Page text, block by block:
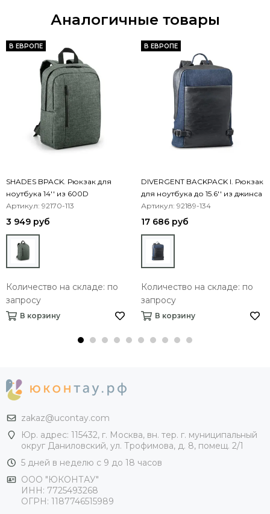
Аналогичные товары
В ЕВРОПЕ
SHADES BPACK. Рюкзак для
ноутбука 14'' из 600D
Артикул: 92170-113
3 949 руб
Количество на складе: по
запросу
В корзину
В ЕВРОПЕ
DIVERGENT BACKPACK I. Рюкзак
для ноутбука до 15.6'' из джинса
и PU
Артикул: 92189-134
17 686 руб
Количество на складе: по
запросу
В корзину
zakaz@ucontay.com
Юр. адрес: 115432, г. Москва, вн. тер. г. муниципальный
округ Даниловский, ул. Трофимова, д. 8, помещ. 2/1
5 дней в неделю с 9 до 18 часов
ООО "ЮКОНТАУ"
ИНН: 7725493268
ОГРН: 1187746515989